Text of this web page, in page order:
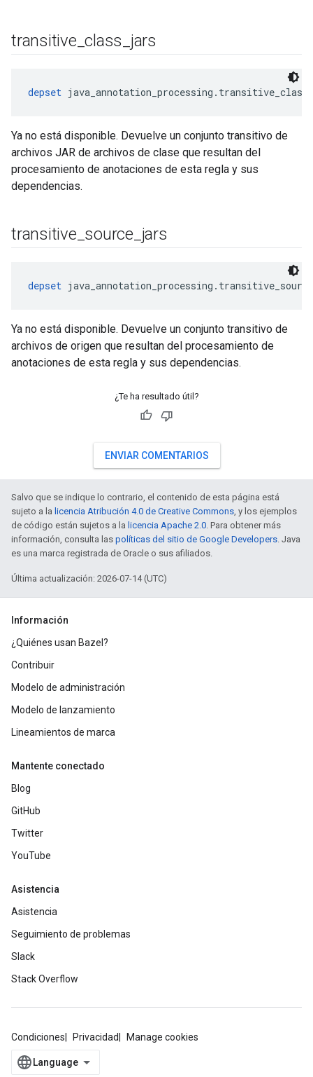
transitive _class jars
depset
Ya no está disponible. Devuelve un conjunto transitivo de
archivos JAR de archivos de clase que resultan del
procesamiento de anotaciones de esta regla y sus
dependencias.
transitive source jars
depset
Ya no está disponible. Devuelve un conjunto transitivo de
archivos de origen que resultan del procesamiento de
anotaciones de esta regla y sus dependencias.
¿Te ha resultado útil?
ENVIAR COMENTARIOS
Salvo que se indique lo contrario, el contenido de esta página está
sujeto a la licencia Atribución 4.0 de Creative Commons, y los ejemplos
de código están sujetos a la licencia Apache 2.0. Para obtener más
información, consulta las políticas del sitio de Google Developers. Java
es una marca registrada de Oracle o sus afiliados.
Última actualización: 2026-07-14 (UTC)
Información
¿Quiénes usan Bazel?
Contribuir
Modelo de administración
Modelo de lanzamiento
Lineamientos de marca
Mantente conectado
Blog
GitHub
Twitter
YouTube
Asistencia
Asistencia
Seguimiento de problemas
Slack
Stack Overflow
Condiciones Privacidad Manage cookies